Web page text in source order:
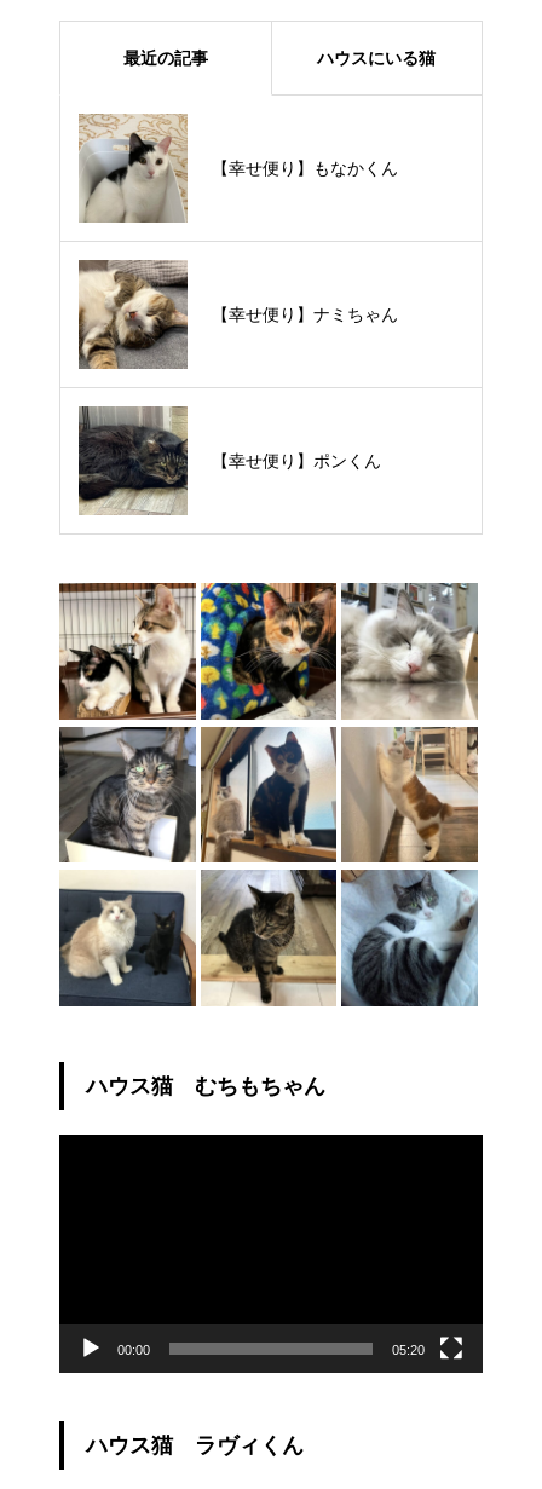
最近の記事 ハウスにいる猫
【幸せ便り】もなかくん
【幸せ便り】ナミちゃん
【幸せ便り】ポンくん
【里親様募集中】メメちゃん
【里親様募集中】スンスンちゃん
【里親様募集中】タルトくん
ハウス猫 むちもちゃん
00:00 05:20
ハウス猫 ラヴィくん